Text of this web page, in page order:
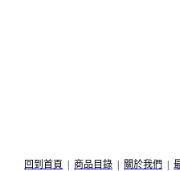
回到首頁 商品目錄 關於我們